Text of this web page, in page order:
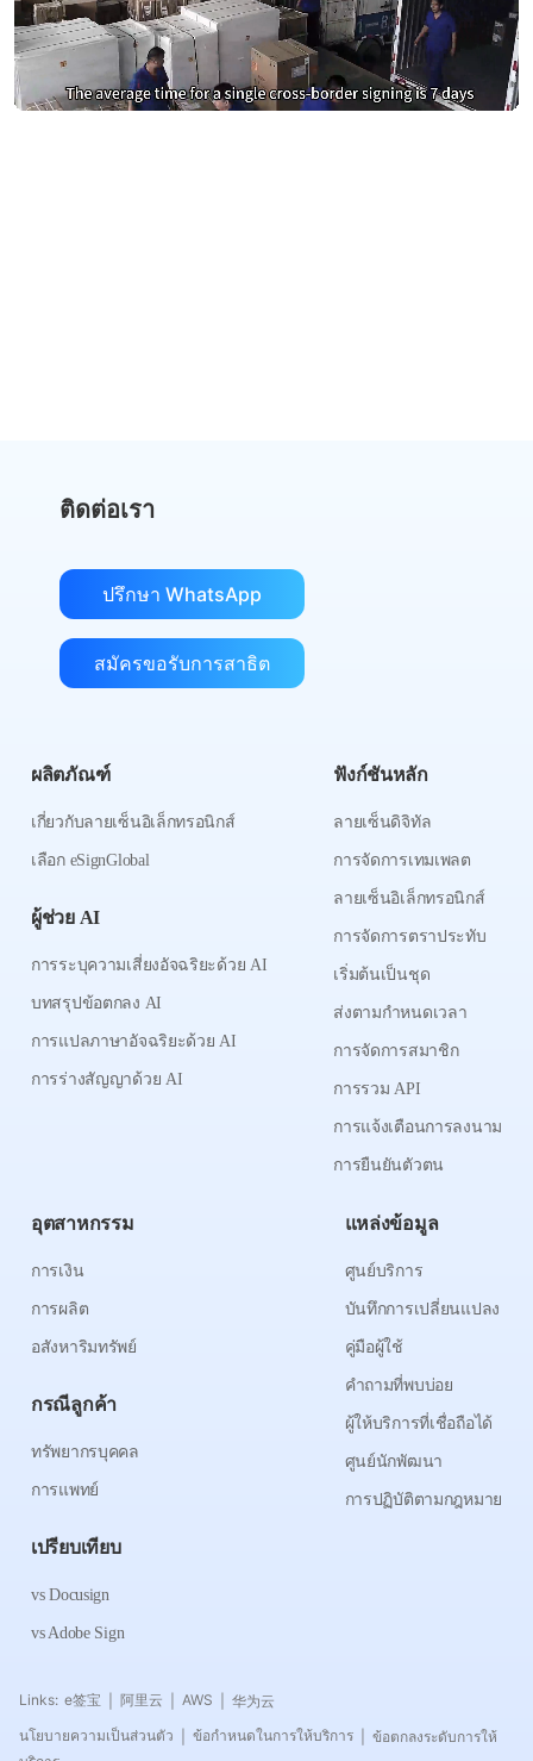
ติดต่อเรา
ปรึกษา WhatsApp
สมัครขอรับการสาธิต
ผลิตภัณฑ์
เกี่ยวกับลายเซ็นอิเล็กทรอนิกส์
เลือก eSignGlobal
ผู้ช่วย AI
การระบุความเสี่ยงอัจฉริยะด้วย AI
บทสรุปข้อตกลง AI
การแปลภาษาอัจฉริยะด้วย AI
การร่างสัญญาด้วย AI
ฟังก์ชันหลัก
ลายเซ็นดิจิทัล
การจัดการเทมเพลต
ลายเซ็นอิเล็กทรอนิกส์
การจัดการตราประทับ
เริ่มต้นเป็นชุด
ส่งตามกำหนดเวลา
การจัดการสมาชิก
การรวม API
การแจ้งเตือนการลงนาม
การยืนยันตัวตน
อุตสาหกรรม
การเงิน
การผลิต
อสังหาริมทรัพย์
กรณีลูกค้า
ทรัพยากรบุคคล
การแพทย์
เปรียบเทียบ
vs Docusign
vs Adobe Sign
แหล่งข้อมูล
ศูนย์บริการ
บันทึกการเปลี่ยนแปลง
คู่มือผู้ใช้
คำถามที่พบบ่อย
ผู้ให้บริการที่เชื่อถือได้
ศูนย์นักพัฒนา
การปฏิบัติตามกฎหมาย
Links: e签宝 阿里云 AWS
华为云
นโยบายความเป็นส่วนตัว
ข้อกำหนดในการให้บริการ
ข้อตกลงระดับการให้